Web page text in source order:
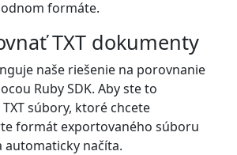
formáte.
TXT dokumenty
naše riešenie na porovnanie
Ruby SDK. Aby ste to
súbory, ktoré chcete
formát exportovaného súboru
automaticky načíta.